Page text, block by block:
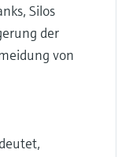
Silos
der
von